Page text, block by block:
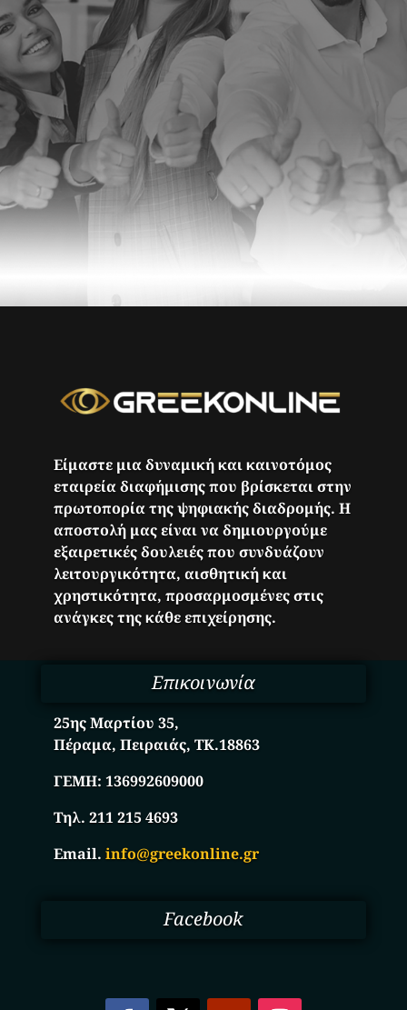
Είμαστε μια δυναμική και καινοτόμος
εταιρεία διαφήμισης που βρίσκεται στην
πρωτοπορία της ψηφιακής διαδρομής. Η
αποστολή μας είναι να δημιουργούμε
εξαιρετικές δουλειές που συνδυάζουν
λειτουργικότητα, αισθητική και
χρηστικότητα, προσαρμοσμένες στις
ανάγκες της κάθε επιχείρησης.
Επικοινωνία
25ης Μαρτίου 35,
Πέραμα, Πειραιάς, ΤΚ.18863
ΓΕΜΗ:136992609000
Τηλ. 211 215 4693
Email.info@greekonline.gr
Facebook